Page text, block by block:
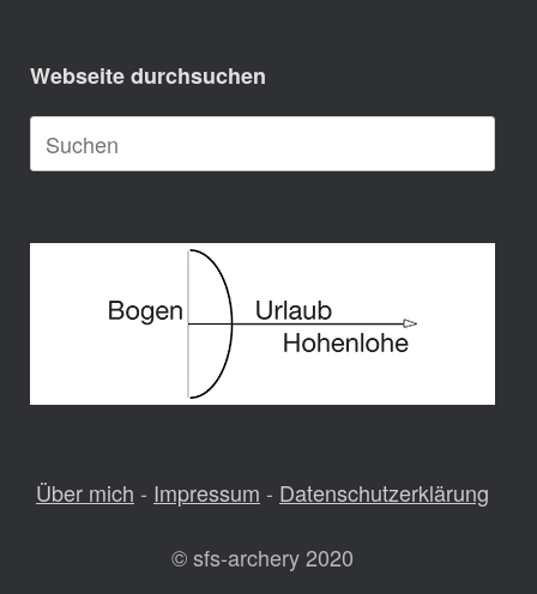
Webseite durchsuchen
Suche
nach:
Über mich - Impressum - Datenschutzerklärung
© sfs-archery 2020